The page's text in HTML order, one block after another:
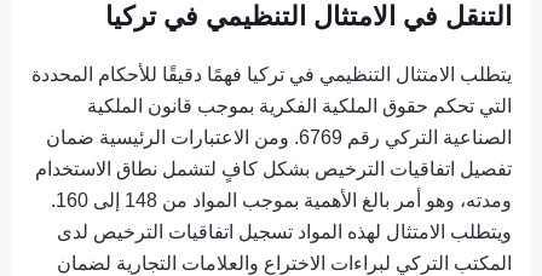
التنقل في الامتثال التنظيمي في تركيا
يتطلب الامتثال التنظيمي في تركيا فهمًا دقيقًا للأحكام المحددة
التي تحكم حقوق الملكية الفكرية بموجب قانون الملكية
الصناعية التركي رقم 6769. ومن الاعتبارات الرئيسية ضمان
تفصيل اتفاقيات الترخيص بشكل كافٍ لتشمل نطاق الاستخدام
ومدته، وهو أمر بالغ الأهمية بموجب المواد من 148 إلى 160.
ويتطلب الامتثال لهذه المواد تسجيل اتفاقيات الترخيص لدى
المكتب التركي لبراءات الاختراع والعلامات التجارية لضمان